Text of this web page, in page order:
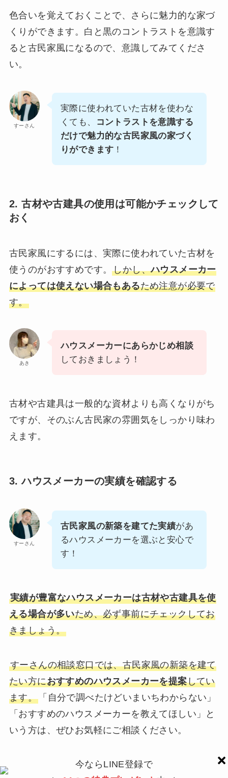
色合いを覚えておくことで、さらに魅力的な家づ
くりができます。白と黒のコントラストを意識す
ると古民家風になるので、意識してみてくださ
い。
すーさん
実際に使われていた古材を使わな
くても、
コントラストを意識する
だけで魅力的な古民家風の家づく
りができます ！
2. 古材や古建具の使用は可能かチェックして
おく
古民家風にするには、実際に使われていた古材を
使うのがおすすめです。しかし、ハウスメーカー
によっては使えない場合もあるため注意が必要で
す。
あき
ハウスメーカーにあらかじめ相談
しておきましょう！
古材や古建具は一般的な資材よりも高くなりがち
ですが、そのぶん古民家の雰囲気をしっかり味わ
えます。
3. ハウスメーカーの実績を確認する
すーさん
古民家風の新築を建てた実績があ
るハウスメーカーを選ぶと安心で
す！
実績が豊富なハウスメーカーは古材や古建具を使
える場合が多いため、必ず事前にチェックしてお
きましょう。
すーさんの相談窓口では、古民家風の新築を建て
たい方におすすめのハウスメーカーを提案してい
ます。 「自分で調べたけどいまいちわからない」
「おすすめのハウスメーカーを教えてほしい」と
いう方は、ぜひお気軽にご相談ください。
今ならLINE登録で